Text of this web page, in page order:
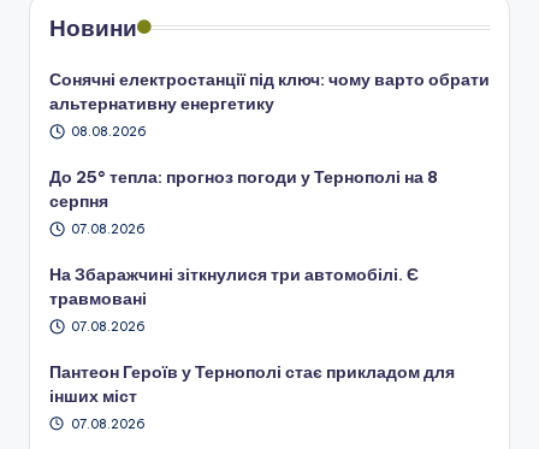
Новини
Сонячні електростанції під ключ: чому варто обрати
альтернативну енергетику
08.08.2026
До 25° тепла: прогноз погоди у Тернополі на 8
серпня
07.08.2026
На Збаражчині зіткнулися три автомобілі. Є
травмовані
07.08.2026
Пантеон Героїв у Тернополі стає прикладом для
інших міст
07.08.2026